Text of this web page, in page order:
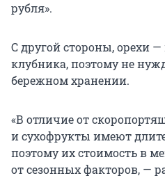
рубля».
С другой стороны, орехи
клубника, поэтому не
бережном хранении.
«В отличие от
и сухофрукты имеют
поэтому их стоимость в
от сезонных факторов, —